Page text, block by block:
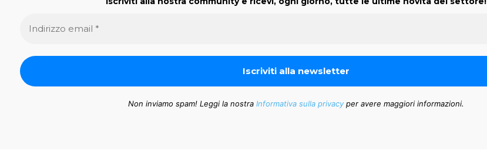
Non inviamo spam! Leggi la nostra Informativa sulla privacy per avere maggiori informazioni.